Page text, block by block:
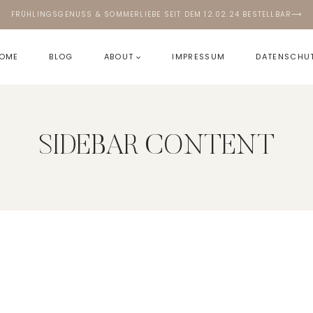
FRÜHLINGSGENUSS & SOMMERLIEBE SEIT DEM 12.02.24 BESTELLBAR⟶
BLOG ABOUT IMPRESSUM
SIDEBAR CONTENT